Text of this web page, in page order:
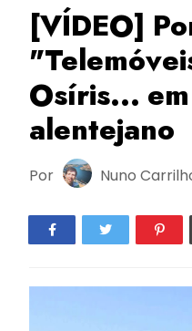
[VÍDEO]
Osíris...
alentejano
Por Nuno